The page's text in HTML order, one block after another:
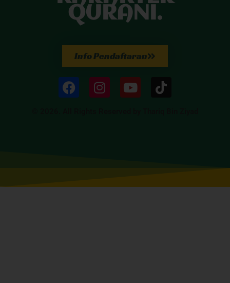
QURANI.
Info Pendaftaran